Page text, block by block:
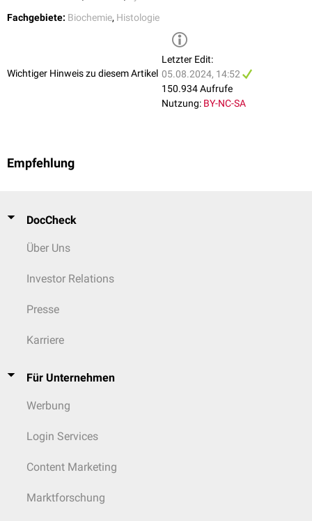
ermöglichen so die amöboide Beweglichkeit bestimmter Zellen (z.B.
). Außerdem sind sie für die Membranbewegungen bei der
Muskelzellen
Myosinfilamentendie molekulare Grundlage für die
Kontraktion
Fachgebiete: Biochemie, Histologie
Wichtiger Hinweis zu diesem Artikel
Letzter Edit:
05.08.2024, 14:52
150.934 Aufrufe
Nutzung: BY-NC-SA
Empfehlung
DocCheck
Über Uns
Investor Relations
Presse
Karriere
Für Unternehmen
Werbung
Login Services
Content Marketing
Marktforschung